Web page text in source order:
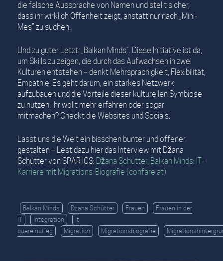
die falsche Aussprache von Namen und stellt sicher,
dass ihr wirklich Offenheit zeigt, anstatt nur nach „Mini-
Mes“ zu suchen.
Und zu guter Letzt: „Balkan Minds“. Diese Initiative ist da,
um Skills zu zeigen, die durch das Aufwachsen in zwei
Kulturen entstehen – denkt Mehrsprachigkeit, Flexibilität,
Empathie. Es geht darum, ein starkes Netzwerk
aufzubauen und die Vorteile dieser kulturellen Symbiose
zu nutzen. Ihr wollt mehr erfahren oder sogar
mitmachen? Checkt die Websites und Socials.
Lasst uns die Welt ein bisschen bunter und offener
gestalten – Lest dazu hier das Interview mit Džana
Schütter von SPAR ICS: Džana Schütter, Balkan Minds: IT-
Karriere mit Migrations-Biografie (confare.at)
Balkan Minds Dzana Schütter Frauen
Frauen in der
IT
Integration
it
quereinstieg
Migration Migrationsbiografie